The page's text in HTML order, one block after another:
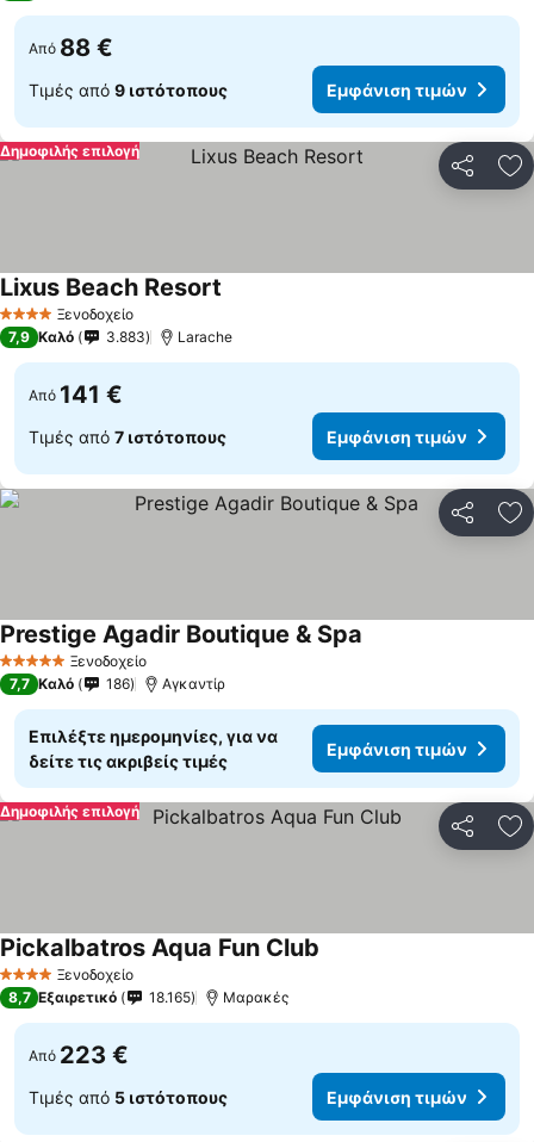
Από 88 €
Τιμές από 9 ιστότοπους Εμφάνιση τιμών
Δημοφιλής επιλογή
4 ΑστέριαΞενοδοχείο
Lixus Beach Resort
7,9 Καλό 3.883 Larache
Από 141 €
Τιμές από 7 ιστότοπους Εμφάνιση τιμών
5 Αστέρια Ξενοδοχείο
Prestige Agadir Boutique & Spa
7,7 Καλό 186 Αγκαντίρ
Επιλέξτε ημερομηνίες, για να
δείτε τις ακριβείς τιμές
Εμφάνιση τιμών
Δημοφιλής επιλογή
4 ΑστέριαΞενοδοχείο
Pickalbatros Aqua Fun Club
8,7 Εξαιρετικό 18.165 Μαρακές
Από 223 €
Τιμές από 5 ιστότοπους Εμφάνιση τιμών